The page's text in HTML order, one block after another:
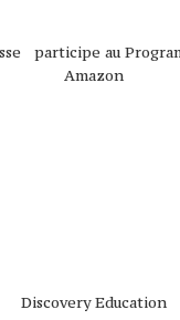
participe au
Amazon
Discovery Education